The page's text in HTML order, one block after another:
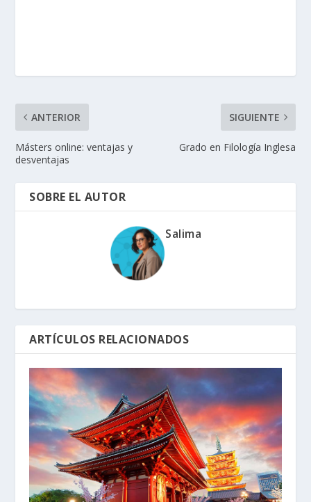
ANTERIOR
Másters online: ventajas y
desventajas
SIGUIENTE
Grado en Filología Inglesa
SOBRE EL AUTOR
Salima
ARTÍCULOS RELACIONADOS